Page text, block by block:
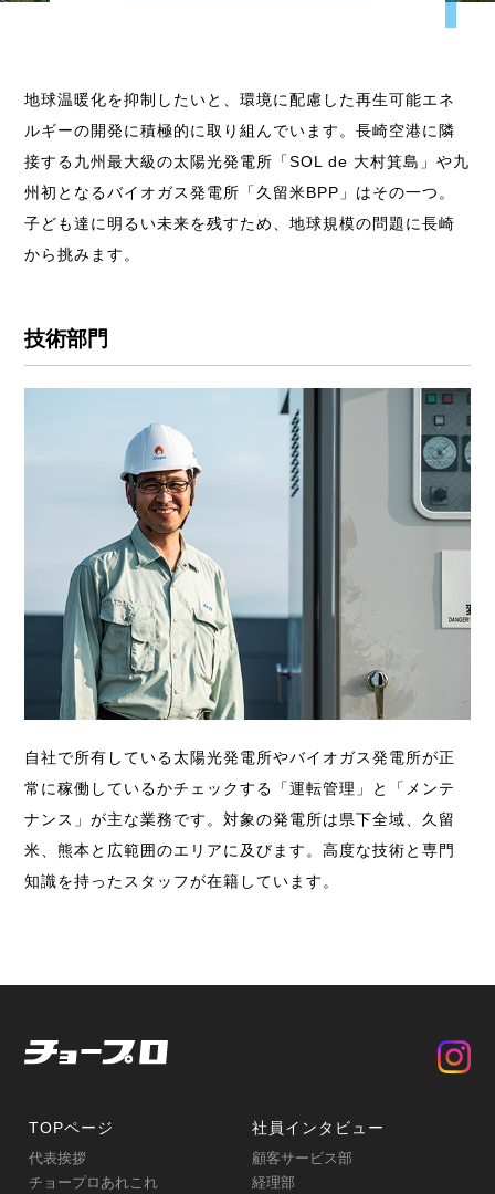
地球温暖化を抑制したいと、環境に配慮した再生可能エネ
ルギーの開発に積極的に取り組んでいます。長崎空港に隣
接する九州最大級の太陽光発電所「SOL de 大村箕島」や九
州初となるバイオガス発電所「久留米BPP」はその一つ。
子ども達に明るい未来を残すため、地球規模の問題に長崎
から挑みます。
技術部門
自社で所有している太陽光発電所やバイオガス発電所が正
常に稼働しているかチェックする「運転管理」と「メンテ
ナンス」が主な業務です。対象の発電所は県下全域、久留
米、熊本と広範囲のエリアに及びます。高度な技術と専門
知識を持ったスタッフが在籍しています。
TOPページ
代表挨拶
チョープロあれこれ
社員インタビュー
顧客サービス部
経理部